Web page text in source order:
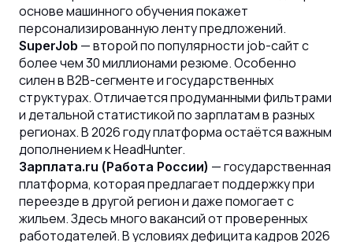
основе машинного обучения покажет
персонализированную ленту предложений.
SuperJob — второй по популярности job-сайт с
более чем 30 миллионами резюме. Особенно
силен в B2B-сегменте и государственных
структурах. Отличается продуманными фильтрами
и детальной статистикой по зарплатам в разных
регионах. В 2026 году платформа остаётся важным
дополнением к HeadHunter.
Зарплата.ru (Работа России) — государственная
платформа, которая предлагает поддержку при
переезде в другой регион и даже помогает с
жильем. Здесь много вакансий от проверенных
работодателей. В условиях дефицита кадров 2026